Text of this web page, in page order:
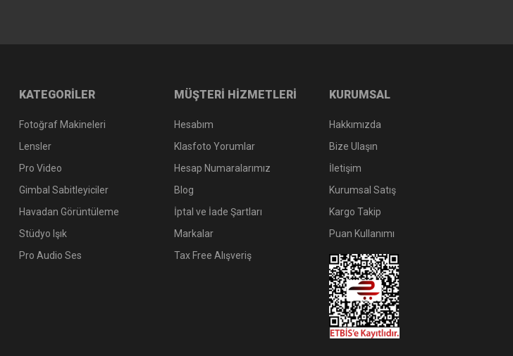
KATEGORİLER
Fotoğraf Makineleri
Lensler
Pro Video
Gimbal Sabitleyiciler
Havadan Görüntüleme
Stüdyo Işık
Pro Audio Ses
MÜŞTERİ HİZMETLERİ
Hesabım
Klasfoto Yorumlar
Hesap Numaralarımız
Blog
İptal ve İade Şartları
Markalar
Tax Free Alışveriş
KURUMSAL
Hakkımızda
Bize Ulaşın
İletişim
Kurumsal Satış
Kargo Takip
Puan Kullanımı